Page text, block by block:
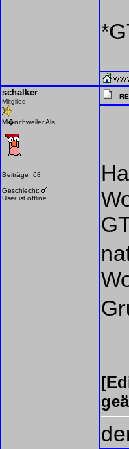
schalker
Mitglied
M�nchweiler Als.
Beiträge: 68
Geschlecht:
User ist offline